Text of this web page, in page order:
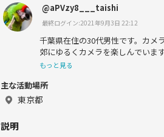
@aPVzy8___taishi
最終ログイン:2021年9月3日 22:12
千葉県在住の30代男性です。カメ
郊にゆるくカメラを楽しんでいま
を楽しめる仲間を探しています。
興味ある方は気軽に連絡ください。
もっと見る
主な活動場所
東京都
説明